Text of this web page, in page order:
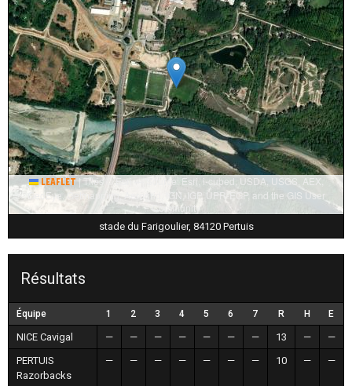
Leaflet |Tiles © Esri — Source: Esri, i-cubed, USDA, USGS, AEX,
GeoEye, Getmapping, Aerogrid, IGN, IGP, UPR-EGP, and the GIS User
Community
stade du Farigoulier, 84120 Pertuis
Résultats
Équipe 1 2 3 4 5 6 7 R H E
NICE Cavigal — — — — — — — 13 —
—
PERTUIS
Razorbacks
— — — — — — — 10 — —